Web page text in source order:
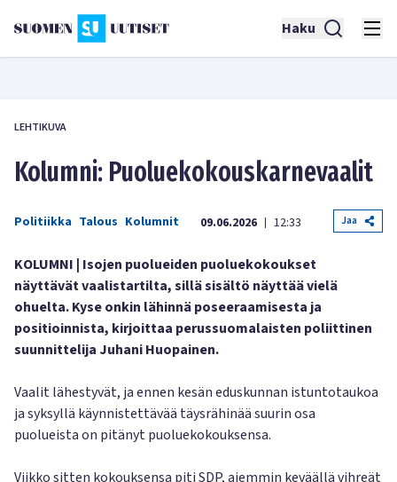
Haku
LEHTIKUVA
Kolumni: Puoluekokouskarnevaalit
Politiikka Talous Kolumnit 09.06.2026 | 12:33 Jaa
KOLUMNI | Isojen puolueiden puoluekokoukset
näyttävät vaalistartilta, sillä sisältö näyttää vielä
ohuelta. Kyse onkin lähinnä poseeraamisesta ja
positioinnista, kirjoittaa perussuomalaisten poliittinen
suunnittelija Juhani Huopainen.
Vaalit lähestyvät, ja ennen kesän eduskunnan istuntotaukoa
ja syksyllä käynnistettävää täysrähinää suurin osa
puolueista on pitänyt puoluekokouksensa.
Viikko sitten kokouksensa piti SDP, aiemmin keväällä vihreät